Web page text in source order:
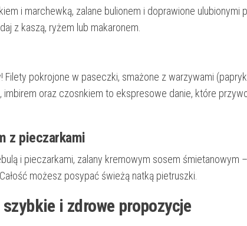
i marchewką, zalane bulionem i doprawione ulubionymi
z kaszą, ryżem lub makaronem.
Filety pokrojone w paseczki, smażone z warzywami
oraz czosnkiem to ekspresowe danie, które
z pieczarkami
i pieczarkami, zalany kremowym sosem śmietanowym
możesz posypać świeżą natką pietruszki.
i zdrowe propozycje